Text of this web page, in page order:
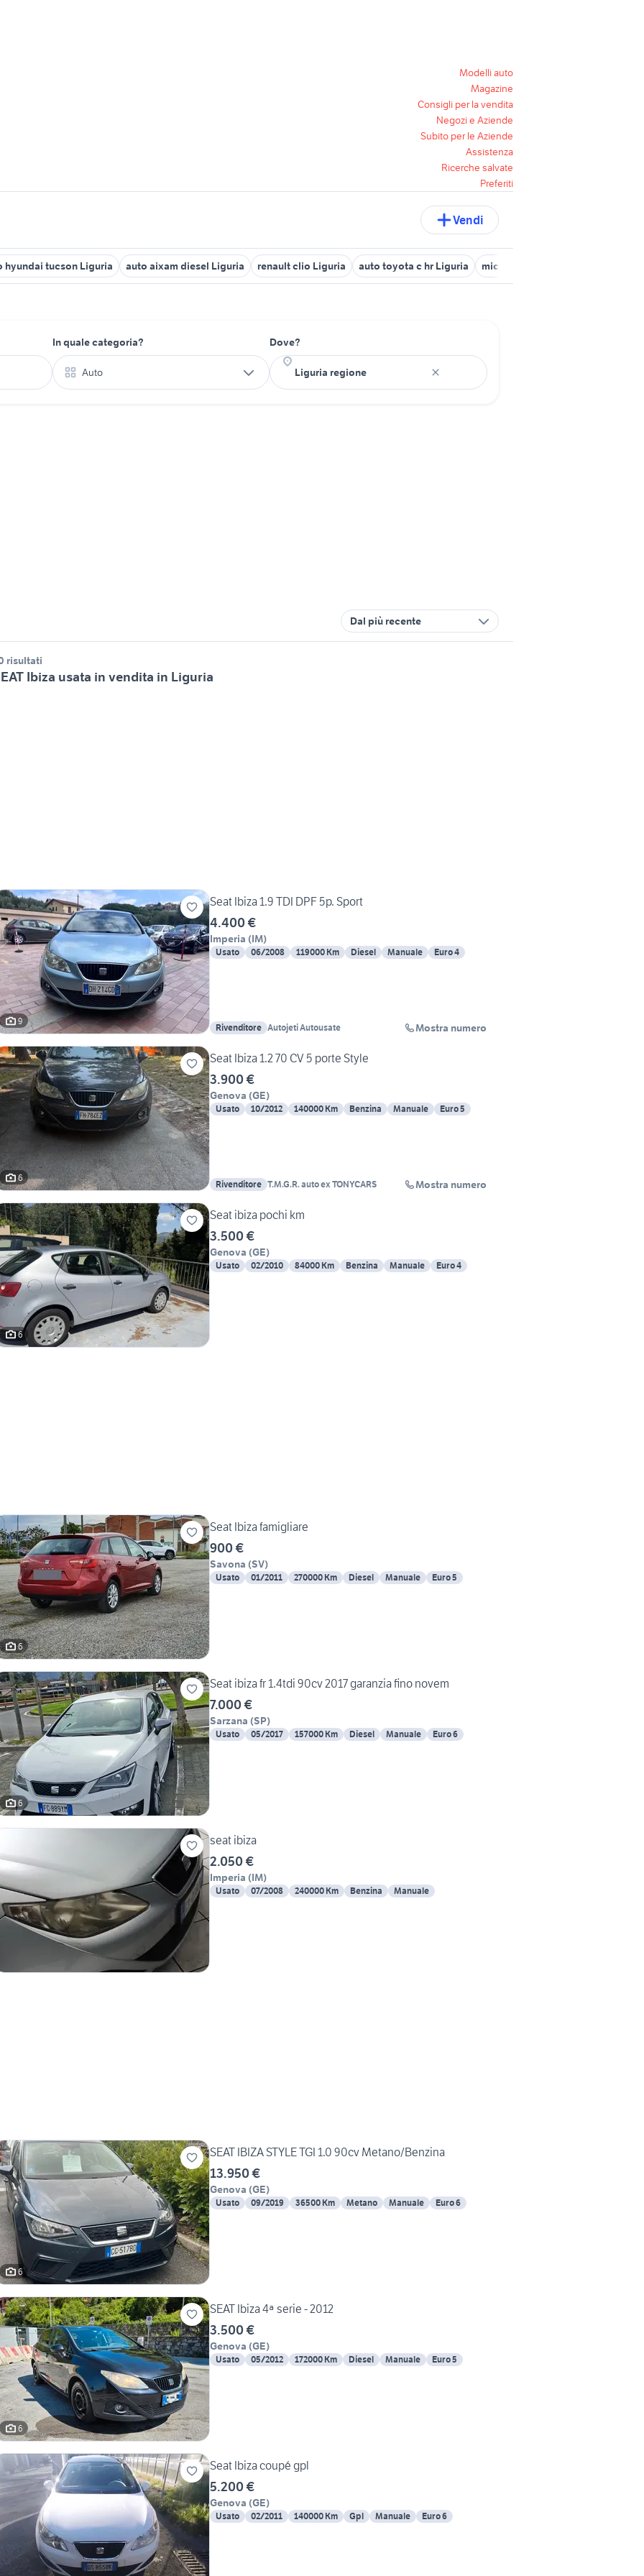
Modelli auto
Magazine
Consigli per la vendita
Negozi e Aziende
Subito per le Aziende
Assistenza
Ricerche salvate
Preferiti
Vendi
hyundai tucson Liguria auto aixam diesel Liguria renault clio Liguria auto toyota c hr Liguria microcar genova
In quale categoria?
Auto
Dove?
Dal più recente
risultati
Ibiza usata in vendita in Liguria
9
Seat Ibiza 1.9 TDI DPF 5p. Sport
4.400 €
Imperia (IM)
Usato 06/2008 119000 Km Diesel Manuale Euro 4
Rivenditore Autojeti Autousate Mostra numero
6
Seat Ibiza 1.2 70 CV 5 porte Style
3.900 €
Genova (GE)
Usato 10/2012 140000 Km Benzina Manuale Euro 5
Rivenditore T.M.G.R. auto ex TONYCARS Mostra numero
6
Seat ibiza pochi km
3.500 €
Genova (GE)
Usato 02/2010 84000 Km Benzina Manuale Euro 4
6
Seat Ibiza famigliare
900 €
Savona (SV)
Usato 01/2011 270000 Km Diesel Manuale Euro 5
6
Seat ibiza fr 1.4tdi 90cv 2017 garanzia fino novem
7.000 €
Sarzana (SP)
Usato 05/2017 157000 Km Diesel Manuale Euro 6
seat ibiza
2.050 €
Imperia (IM)
Usato 07/2008 240000 Km Benzina Manuale
6
SEAT IBIZA STYLE TGI 1.0 90cv Metano/Benzina
13.950 €
Genova (GE)
Usato 09/2019 36500 Km Metano Manuale Euro 6
6
SEAT Ibiza 4ª serie - 2012
3.500 €
Genova (GE)
Usato 05/2012 172000 Km Diesel Manuale Euro 5
Seat Ibiza coupé gpl
5.200 €
Genova (GE)
Usato 02/2011 140000 Km Gpl Manuale Euro 6